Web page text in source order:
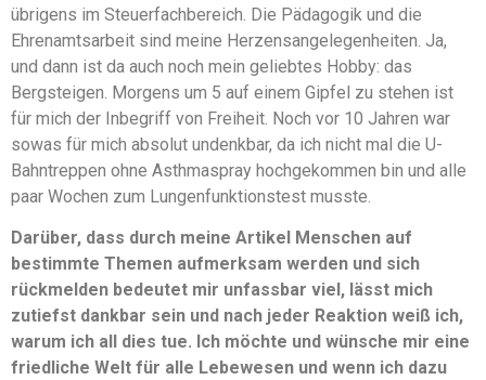
übrigens im Steuerfachbereich. Die Pädagogik und die
Ehrenamtsarbeit sind meine Herzensangelegenheiten. Ja,
und dann ist da auch noch mein geliebtes Hobby: das
Bergsteigen. Morgens um 5 auf einem Gipfel zu stehen ist
für mich der Inbegriff von Freiheit. Noch vor 10 Jahren war
sowas für mich absolut undenkbar, da ich nicht mal die U-
Bahntreppen ohne Asthmaspray hochgekommen bin und alle
paar Wochen zum Lungenfunktionstest musste.
Darüber, dass durch meine Artikel Menschen auf
bestimmte Themen aufmerksam werden und sich
rückmelden bedeutet mir unfassbar viel, lässt mich
zutiefst dankbar sein und nach jeder Reaktion weiß ich,
warum ich all dies tue. Ich möchte und wünsche mir eine
friedliche Welt für alle Lebewesen und wenn ich dazu